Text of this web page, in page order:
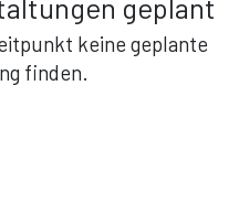
geplant
keine geplante
finden.